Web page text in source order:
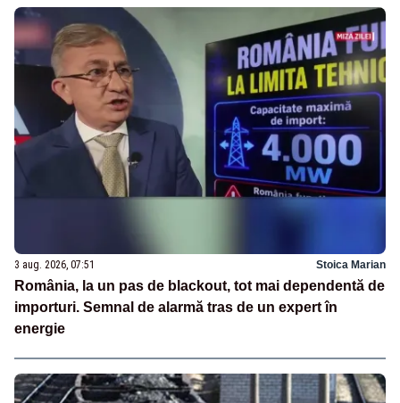
3 aug. 2026, 07:51 Stoica Marian
România, la un pas de blackout, tot mai dependentă de
importuri. Semnal de alarmă tras de un expert în
energie